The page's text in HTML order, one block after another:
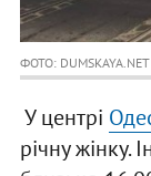
ФОТО: DUMSKAYA.NET
У центрі
річну жінку.